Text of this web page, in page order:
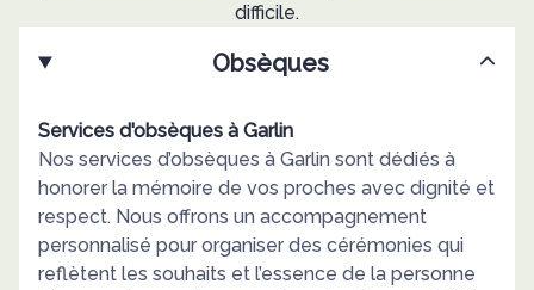
difficile.
Obsèques
Services d'obsèques à Garlin
Nos services d’obsèques à Garlin sont dédiés à
honorer la mémoire de vos proches avec dignité et
respect. Nous offrons un accompagnement
personnalisé pour organiser des cérémonies qui
reflètent les souhaits et l’essence de la personne